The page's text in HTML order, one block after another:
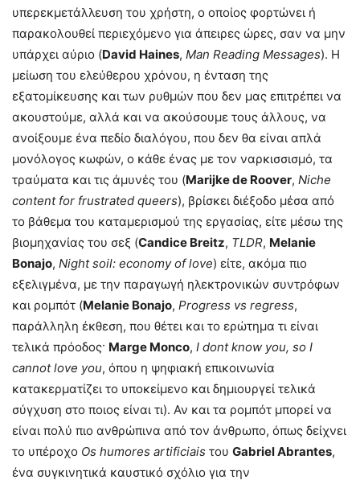
υπερεκμετάλλευση του χρήστη, ο οποίος φορτώνει ή
παρακολουθεί περιεχόμενο για άπειρες ώρες, σαν να μην
υπάρχει αύριο (David Haines, Man Reading Messages). Η
μείωση του ελεύθερου χρόνου, η ένταση της
εξατομίκευσης και των ρυθμών που δεν μας επιτρέπει να
ακουστούμε, αλλά και να ακούσουμε τους άλλους, να
ανοίξουμε ένα πεδίο διαλόγου, που δεν θα είναι απλά
μονόλογος κωφών, ο κάθε ένας με τον ναρκισσισμό, τα
τραύματα και τις άμυνές του (Marijke de Roover, Niche
content for frustrated queers), βρίσκει διέξοδο μέσα από
το βάθεμα του καταμερισμού της εργασίας, είτε μέσω της
βιομηχανίας του σεξ (Candice Breitz, TLDR, Melanie
Bonajo, Night soil: economy of love) είτε, ακόμα πιο
εξελιγμένα, με την παραγωγή ηλεκτρονικών συντρόφων
και ρομπότ (Melanie Bonajo, Progress vs regress,
παράλληλη έκθεση, που θέτει και το ερώτημα τι είναι
τελικά πρόοδος· Marge Monco, I dont know you, so I
cannot love you, όπου η ψηφιακή επικοινωνία
κατακερματίζει το υποκείμενο και δημιουργεί τελικά
σύγχυση στο ποιος είναι τι). Αν και τα ρομπότ μπορεί να
είναι πολύ πιο ανθρώπινα από τον άνθρωπο, όπως δείχνει
το υπέροχο Οs humores artificiais του Gabriel Abrantes,
ένα συγκινητικά καυστικό σχόλιο για την